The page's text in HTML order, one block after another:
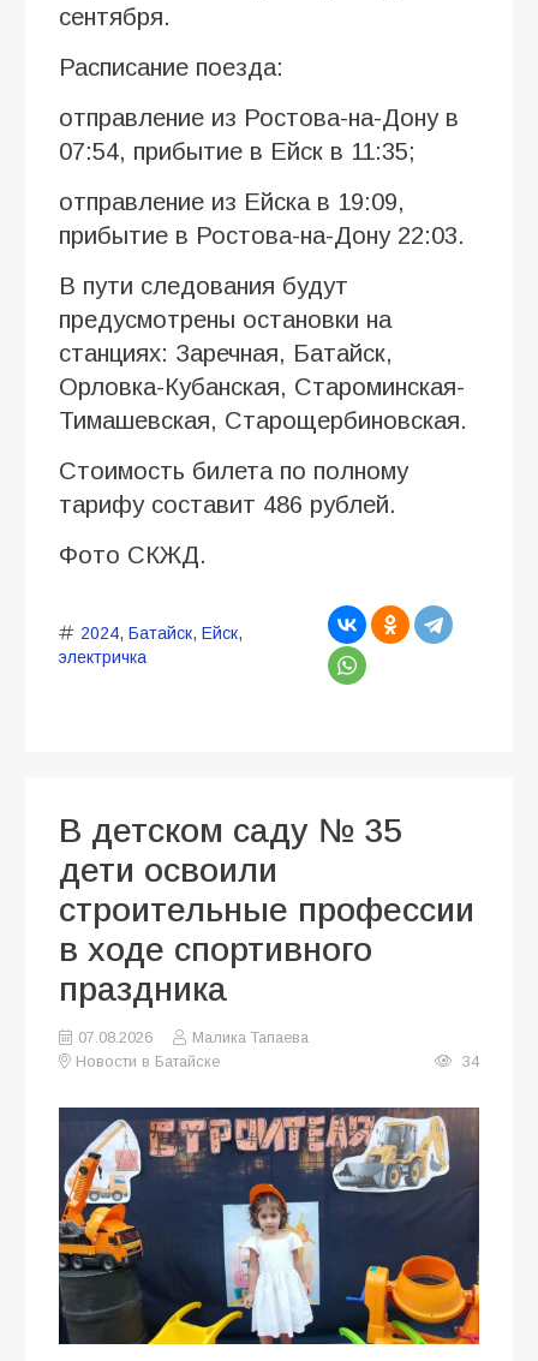
сентября.
Расписание поезда:
отправление из Ростова-на-Дону в
07:54, прибытие в Ейск в 11:35;
отправление из Ейска в 19:09,
прибытие в Ростова-на-Дону 22:03.
В пути следования будут
предусмотрены остановки на
станциях: Заречная, Батайск,
Орловка-Кубанская, Староминская-
Тимашевская, Старощербиновская.
Стоимость билета по полному
тарифу составит 486 рублей.
Фото СКЖД.
2024, Батайск, Ейск,
электричка
В детском саду № 35
дети освоили
строительные профессии
в ходе спортивного
праздника
07.08.2026
Малика Тапаева
Новости в Батайске
34